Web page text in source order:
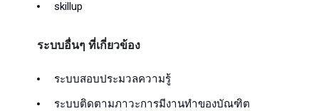
skillup
ระบบอื่นๆ ที่เกี่ยวข้อง
ระบบสอบประมวลความรู้
ระบบติดตามภาวะการมีงานทำของบัณฑิต